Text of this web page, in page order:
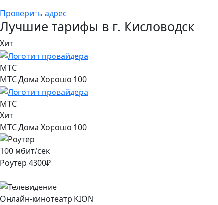
Проверить адрес
Лучшие тарифы в г. Кисловодск
Хит
МТС
МТС Дома Хорошо 100
МТС
Хит
МТС Дома Хорошо 100
100 мбит/сек
Роутер 4300₽
Онлайн-кинотеатр KION